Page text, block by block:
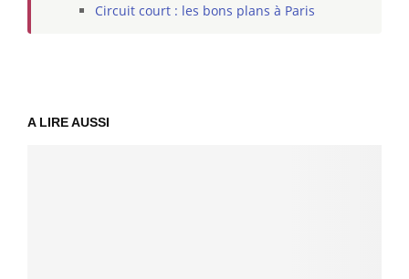
Circuit court : les bons plans à Paris
A LIRE AUSSI